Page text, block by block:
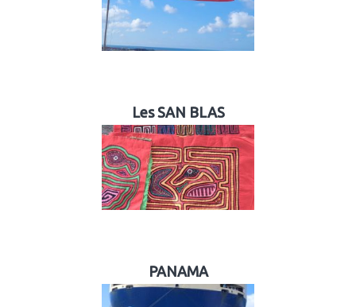
Les SAN BLAS
PANAMA